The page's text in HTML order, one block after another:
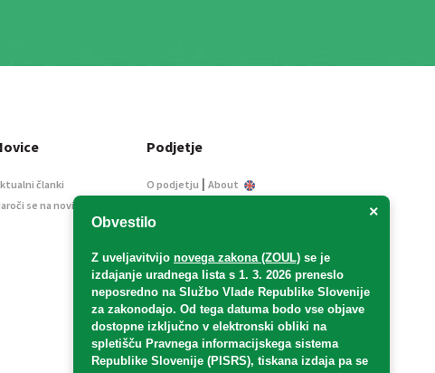
×
Obvestilo
Z uveljavitvijo novega zakona (ZOUL) se je
izdajanje uradnega lista s 1. 3. 2026 preneslo
neposredno na Službo Vlade Republike Slovenije
za zakonodajo. Od tega datuma bodo vse objave
dostopne izključno v elektronski obliki na
spletišču Pravnega informacijskega sistema
Republike Slovenije (PISRS), tiskana izdaja pa se
članki
se na novice
Podjetje
O podjetju | About
Informacije javnega
Oglaševanje
Splošni pogoji
Izjava o varstvu osebnih
podatkov
E-dražbe